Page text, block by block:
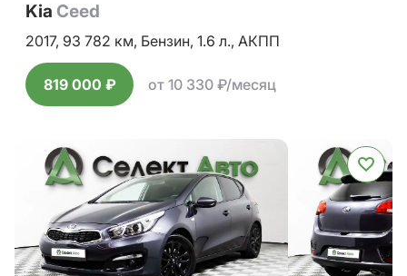
Kia Ceed
2017, 93 782 км, Бензин, 1.6 л., АКПП
819 000 ₽ от 10 330 ₽/месяц